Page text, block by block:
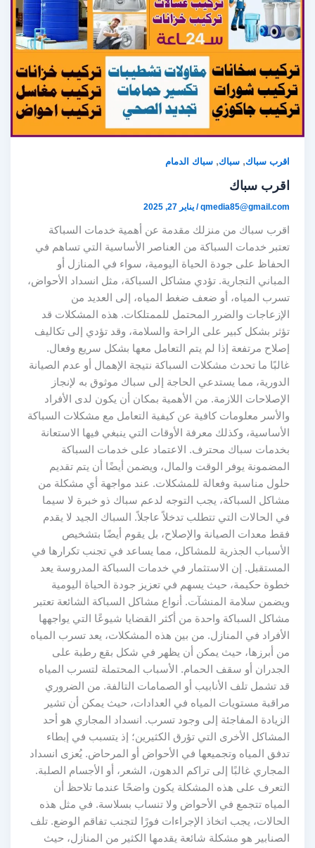
اقرب سباك,سباك,سباك الدمام
اقرب سباك
qmedia85@gmail.com
/يناير 27, 2025
اقرب سباك من منزلك مقدمة عن أهمية خدمات السباكة
تعتبر خدمات السباكة من العناصر الأساسية التي تساهم في
الحفاظ على جودة الحياة اليومية، سواء في المنازل أو
المباني التجارية. تؤدي مشاكل السباكة، مثل انسداد الأحواض،
تسرب المياه، أو ضعف ضغط المياه، إلى العديد من
الإزعاجات والضرر المحتمل للممتلكات. هذه المشكلات قد
تؤثر بشكل كبير على الراحة والسلامة، وقد تؤدي إلى تكاليف
إصلاح مرتفعة إذا لم يتم التعامل معها بشكل سريع وفعال.
غالبًا ما تحدث مشكلات السباكة نتيجة الإهمال أو عدم الصيانة
الدورية، مما يستدعي الحاجة إلى سباك موثوق به لإنجاز
الإصلاحات اللازمة. من الأهمية بمكان أن يكون لدى الأفراد
والأسر معلومات كافية عن كيفية التعامل مع مشكلات السباكة
الأساسية، وكذلك معرفة الأوقات التي ينبغي فيها الاستعانة
بخدمات سباك محترف. الاعتماد على خدمات السباكة
المضمونة يوفر الوقت والمال، ويضمن أيضًا أن يتم تقديم
حلول مناسبة وفعالة للمشكلات. عند مواجهة أي مشكلة من
مشاكل السباكة، يجب التوجه لدعم سباك ذو خبرة لا سيما
في الحالات التي تتطلب تدخلاً عاجلاً. السباك الجيد لا يقدم
فقط معدات الصيانة والإصلاح، بل يقوم أيضًا بتشخيص
الأسباب الجذرية للمشاكل، مما يساعد في تجنب تكرارها في
المستقبل. إن الاستثمار في خدمات السباكة المدروسة يعد
خطوة حكيمة، حيث يسهم في تعزيز جودة الحياة اليومية
ويضمن سلامة المنشآت. أنواع مشاكل السباكة الشائعة تعتبر
مشاكل السباكة واحدة من أكثر القضايا شيوعًا التي يواجهها
الأفراد في المنازل. من بين هذه المشكلات، يعد تسرب المياه
من أبرزها، حيث يمكن أن يظهر في شكل بقع رطبة على
الجدران أو سقف الحمام. الأسباب المحتملة لتسرب المياه
قد تشمل تلف الأنابيب أو الصمامات التالفة. من الضروري
مراقبة مستويات المياه في العدادات، حيث يمكن أن تشير
الزيادة المفاجئة إلى وجود تسرب. انسداد المجاري هو أحد
المشاكل الأخرى التي تؤرق الكثيرين؛ إذ يتسبب في إبطاء
تدفق المياه وتجميعها في الأحواض أو المرحاض. يُعزى انسداد
المجاري غالبًا إلى تراكم الدهون، الشعر، أو الأجسام الصلبة.
التعرف على هذه المشكلة يكون واضحًا عندما تلاحظ أن
المياه تتجمع في الأحواض ولا تنساب بسلاسة. في مثل هذه
الحالات، يجب اتخاذ الإجراءات فورًا لتجنب تفاقم الوضع. تلف
الصنابير هو مشكلة شائعة يقدمها الكثير من المنازل، حيث